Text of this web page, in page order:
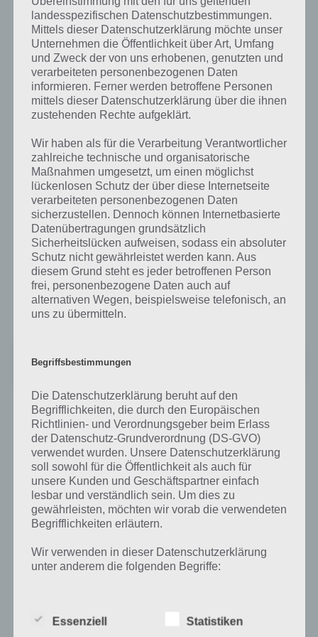
Außerdem bietet Sonic Jump weitere Features. Unter anderem einen
Story Modus, wo man über 48 Levels springen muss und so den
bösen Dr. Eggman aufzuhalten. Diese epischen Bosskämpfe sind
herausfordernd und runden Sonic Jump sehr gut ab. Auf dem Weg
nach oben muss man zudem Münzen einsammeln, die man dann
gegen neue Charaktere und Power Ups im Shop eintauschen kann.
Cheats gibt es für Sonic Jump allerdings keine, denn man soll sich die
Sonic Jump für Android herunterladen
Derzeit kommt Sonic Jump im Google Play Store nur auf über 1000
Downloads, was vor allem am hohen Preis für ein solches Spiel liegt.
Wenn Sega Sonic Jump aber günstiger anbieten wird, werden sich
sicher auch die Käufe von Sonic Jump erhöhen. Wir freuen uns, dass
es diese App nun ebenfalls in den Google Play Store geschafft hat.
UPDATE: Statt 1,79 Euro werden derzeit (3.12.2013) nur 0,89 Euro
fällig.
Sonic Jump Pro
2,99 €
Auf WhatsApp teilen Teilen auf Facebook
Tweet auf Twitter
landesspezifischen Datenschutzbestimmungen.
Mittels dieser Datenschutzerklärung möchte unser
Unternehmen die Öffentlichkeit über Art, Umfang
und Zweck der von uns erhobenen, genutzten und
verarbeiteten personenbezogenen Daten
informieren. Ferner werden betroffene Personen
mittels dieser Datenschutzerklärung über die ihnen
zustehenden Rechte aufgeklärt.
Wir haben als für die Verarbeitung Verantwortlicher
zahlreiche technische und organisatorische
Maßnahmen umgesetzt, um einen möglichst
lückenlosen Schutz der über diese Internetseite
verarbeiteten personenbezogenen Daten
sicherzustellen. Dennoch können Internetbasierte
Datenübertragungen grundsätzlich
Sicherheitslücken aufweisen, sodass ein absoluter
Schutz nicht gewährleistet werden kann. Aus
diesem Grund steht es jeder betroffenen Person
frei, personenbezogene Daten auch auf
alternativen Wegen, beispielsweise telefonisch, an
uns zu übermitteln.
Begriffsbestimmungen
Die Datenschutzerklärung beruht auf den
Begrifflichkeiten, die durch den Europäischen
Richtlinien- und Verordnungsgeber beim Erlass
der Datenschutz-Grundverordnung (DS-GVO)
verwendet wurden. Unsere Datenschutzerklärung
soll sowohl für die Öffentlichkeit als auch für
unsere Kunden und Geschäftspartner einfach
lesbar und verständlich sein. Um dies zu
gewährleisten, möchten wir vorab die verwendeten
Begrifflichkeiten erläutern.
Wir verwenden in dieser Datenschutzerklärung
unter anderem die folgenden Begriffe:
a) personenbezogene Daten
Essenziell Statistiken